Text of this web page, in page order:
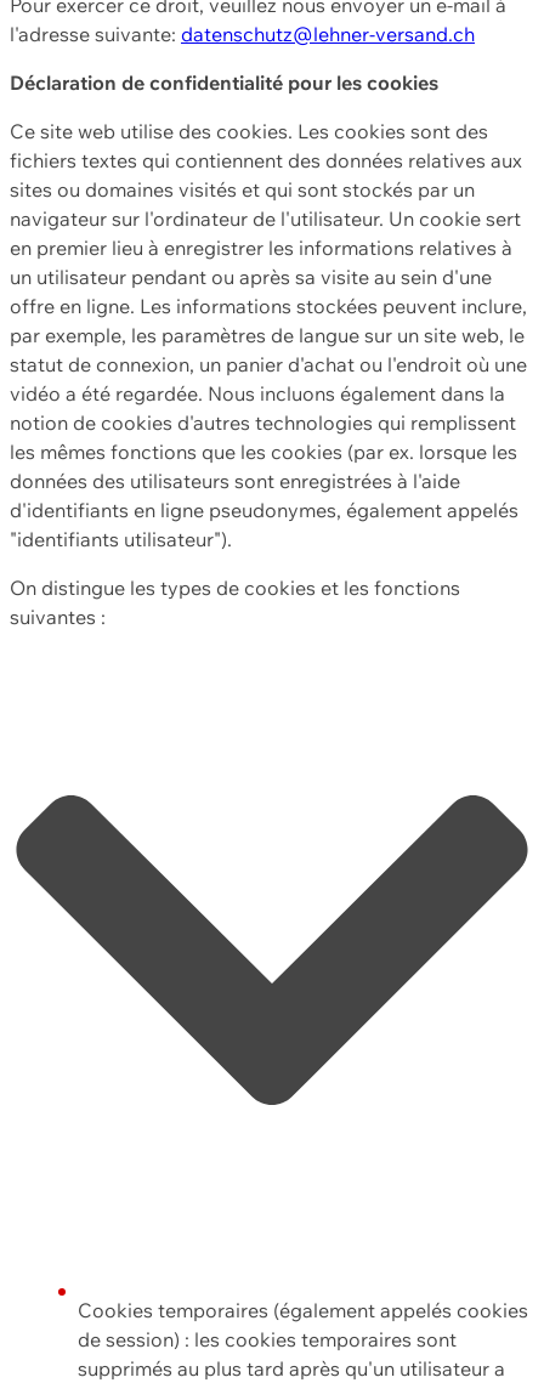
l'adresse suivante: datenschutz@lehner-versand.ch
Déclaration de confidentialité pour les cookies
Ce site web utilise des cookies. Les cookies sont des
fichiers textes qui contiennent des données relatives aux
sites ou domaines visités et qui sont stockés par un
navigateur sur l'ordinateur de l'utilisateur. Un cookie sert
en premier lieu à enregistrer les informations relatives à
un utilisateur pendant ou après sa visite au sein d'une
offre en ligne. Les informations stockées peuvent inclure,
par exemple, les paramètres de langue sur un site web, le
statut de connexion, un panier d'achat ou l'endroit où une
vidéo a été regardée. Nous incluons également dans la
notion de cookies d'autres technologies qui remplissent
les mêmes fonctions que les cookies (par ex. lorsque les
données des utilisateurs sont enregistrées à l'aide
d'identifiants en ligne pseudonymes, également appelés
"identifiants utilisateur").
On distingue les types de cookies et les fonctions
suivantes :
Cookies temporaires (également appelés cookies
de session) : les cookies temporaires sont
supprimés au plus tard après qu'un utilisateur a